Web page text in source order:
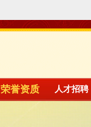
荣誉资质 人才招聘